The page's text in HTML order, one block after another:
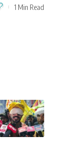
1 Min Read